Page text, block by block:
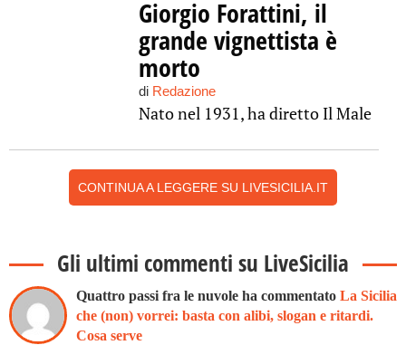
Giorgio Forattini, il
grande vignettista è
morto
di Redazione
Nato nel 1931, ha diretto Il Male
CONTINUA A LEGGERE SU LIVESICILIA.IT
Gli ultimi commenti su LiveSicilia
Quattro passi fra le nuvole ha commentato La Sicilia
che (non) vorrei: basta con alibi, slogan e ritardi.
Cosa serve